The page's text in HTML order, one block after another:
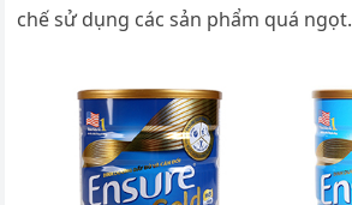
chế sử dụng các sản phẩm quá ngọt.